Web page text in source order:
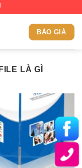
BÁO GIÁ
LÀ GÌ